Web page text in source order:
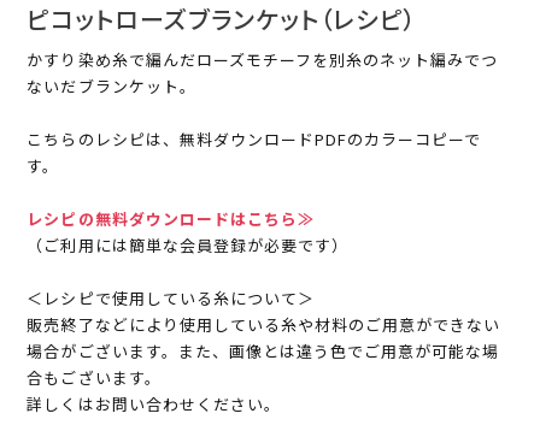
ピコットローズブランケット（レシピ）
かすり染め糸で編んだローズモチーフを別糸のネット編みでつ
ないだブランケット。
こちらのレシピは、無料ダウンロードPDFのカラーコピーで
す。
レシピの無料ダウンロードはこちら≫
（ご利用には簡単な会員登録が必要です）
＜レシピで使用している糸について＞
販売終了などにより使用している糸や材料のご用意ができない
場合がございます。また、画像とは違う色でご用意が可能な場
合もございます。
詳しくはお問い合わせください。